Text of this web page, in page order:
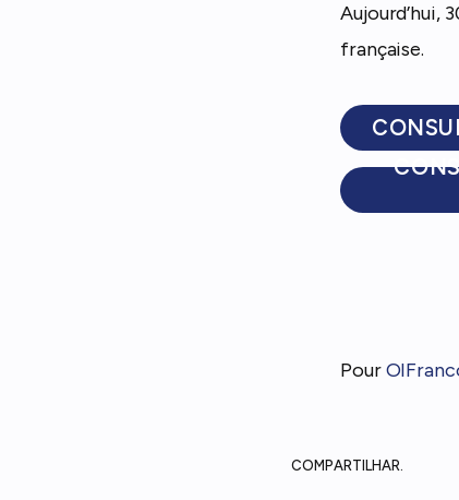
Aujourd’hui,
française.
Pour
COMPARTILHAR.